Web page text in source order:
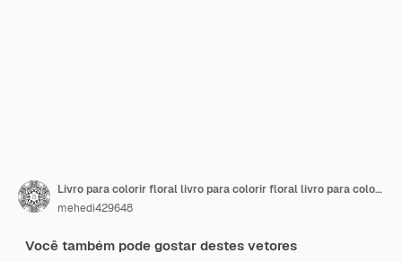
Livro para colorir floral livro para colorir floral livro para colorir floral para adultos livros para colorir
mehedi429648
Você também pode gostar destes vetores